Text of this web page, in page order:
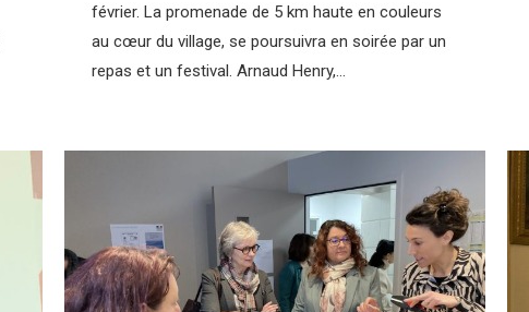
février. La promenade de 5 km haute en couleurs
au cœur du village, se poursuivra en soirée par un
repas et un festival. Arnaud Henry,…